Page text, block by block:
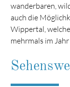
wanderbaren,
auch die
Wippertal,
mehrmals im